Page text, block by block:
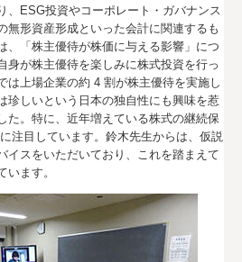
、ESG投資やコーポレート・ガバナンス
無形資産形成といった会計に関連するも
、「株主優待が株価に与える影響」につ
身が株主優待を楽しみに株式投資を行っ
は上場企業の約 4 割が株主優待を実施し
珍しいという日本の独自性にも興味を惹
た。特に、近年増えている株式の継続保
注目しています。鈴木先生からは、仮説
イスをいただいており、これを踏まえて
います。